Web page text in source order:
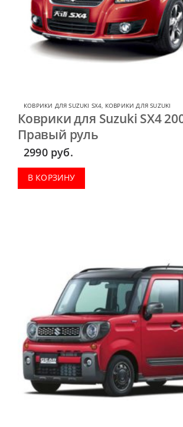
КОВРИКИ ДЛЯ SUZUKI SX4, КОВРИКИ ДЛЯ SUZUKI
Коврики для Suzuki SX4
Правый руль
2990 руб.
В КОРЗИНУ